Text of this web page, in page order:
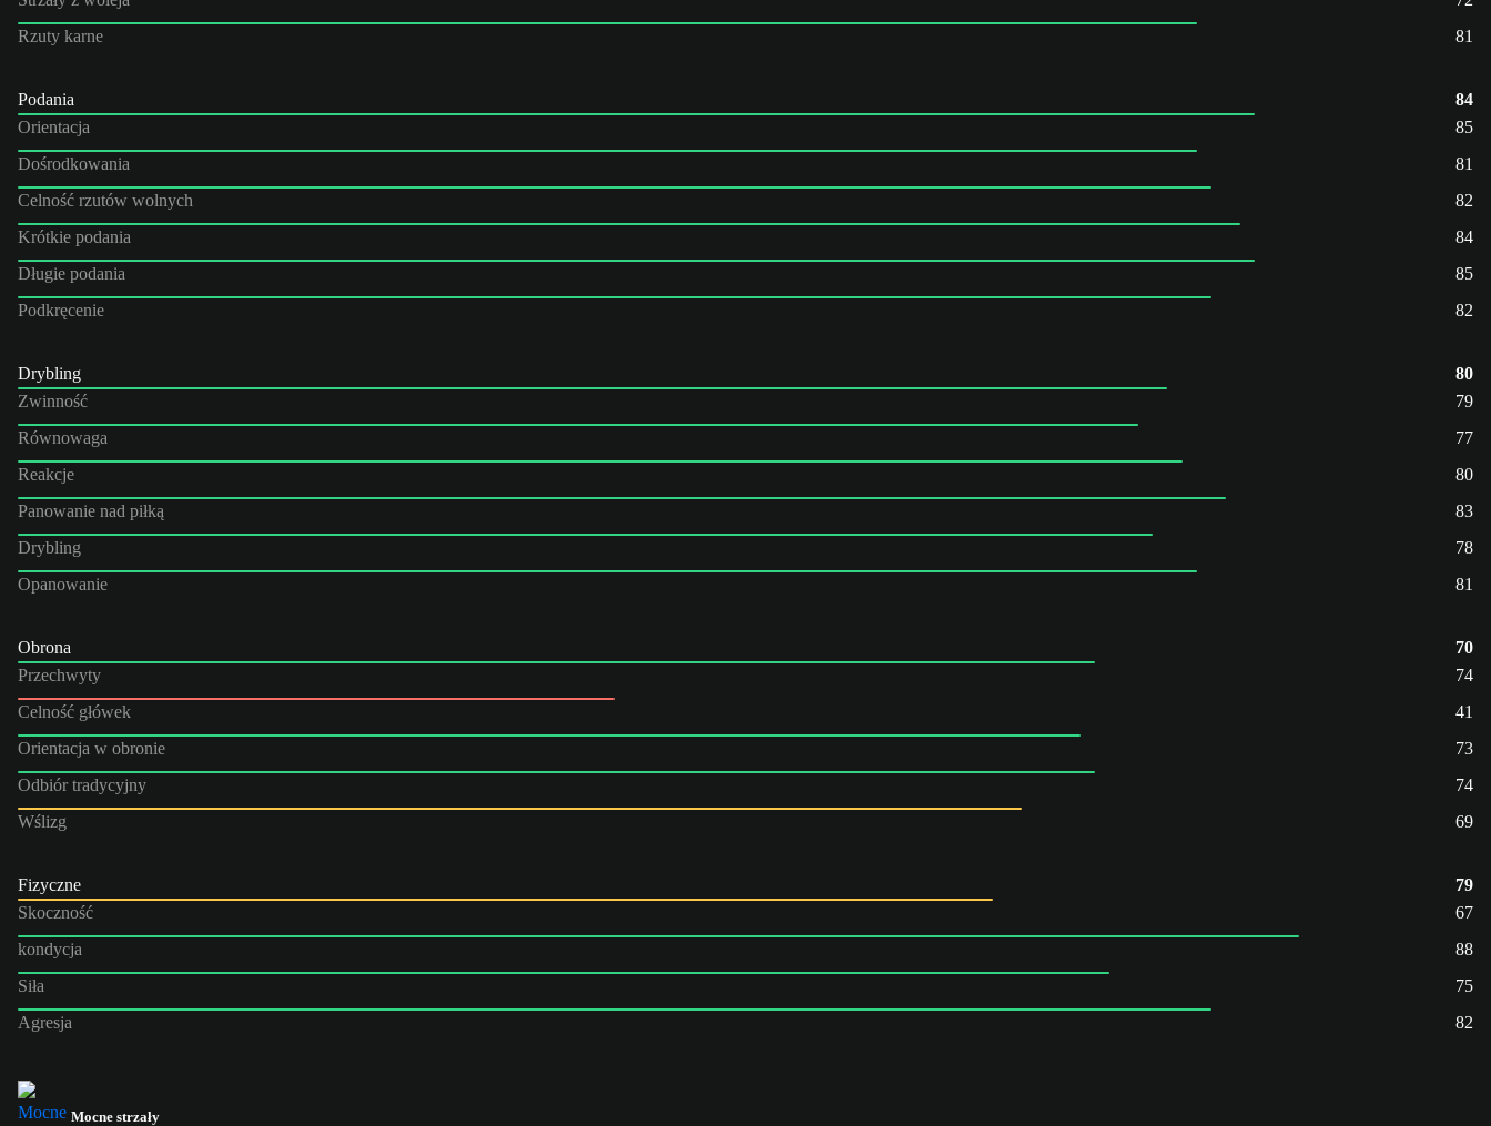
Rzuty karne
81
Podania
84
Orientacja
85
Dośrodkowania
81
Celność rzutów wolnych
82
Krótkie podania
84
Długie podania
85
Podkręcenie
82
Drybling
80
Zwinność
79
Równowaga
77
Reakcje
80
Panowanie nad piłką
83
Drybling
78
Opanowanie
81
Obrona
70
Przechwyty
74
Celność główek
41
Orientacja w obronie
73
Odbiór tradycyjny
74
Wślizg
69
Fizyczne
79
Skoczność
67
kondycja
88
Siła
75
Agresja
82
Mocne strzały